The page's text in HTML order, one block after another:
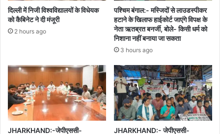
दिल्ली में निजी विश्वविद्यालयों के विधेयक
को कैबिनेट ने दी मंजूरी
2 hours ago
पश्चिम बंगाल:- मस्जिदों से लाउडस्पीकर
हटाने के खिलाफ हाईकोर्ट जाएंगे विपक्ष के
नेता ऋतब्रत बनर्जी, बोले- किसी धर्म को
निशाना नहीं बनाया जा सकता
3 hours ago
JHARKHAND:-जेपीएससी-
JHARKHAND:- जेपीएससी-